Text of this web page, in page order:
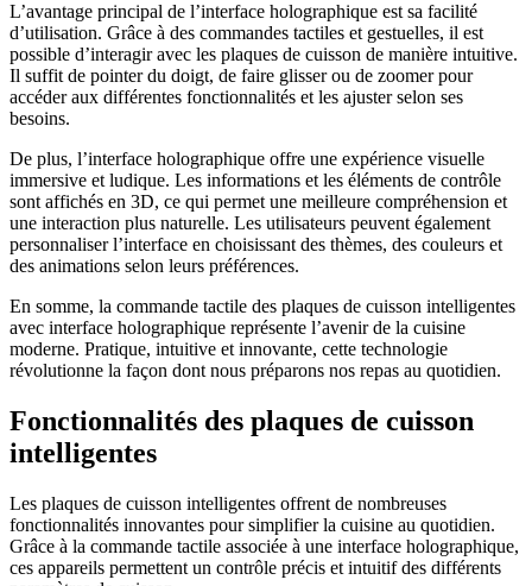
L’avantage principal de l’interface holographique est sa facilité
d’utilisation. Grâce à des commandes tactiles et gestuelles, il est
possible d’interagir avec les plaques de cuisson de manière intuitive.
Il suffit de pointer du doigt, de faire glisser ou de zoomer pour
accéder aux différentes fonctionnalités et les ajuster selon ses
besoins.
De plus, l’interface holographique offre une expérience visuelle
immersive et ludique. Les informations et les éléments de contrôle
sont affichés en 3D, ce qui permet une meilleure compréhension et
une interaction plus naturelle. Les utilisateurs peuvent également
personnaliser l’interface en choisissant des thèmes, des couleurs et
des animations selon leurs préférences.
En somme, la commande tactile des plaques de cuisson intelligentes
avec interface holographique représente l’avenir de la cuisine
moderne. Pratique, intuitive et innovante, cette technologie
révolutionne la façon dont nous préparons nos repas au quotidien.
Fonctionnalités des plaques de cuisson
intelligentes
Les plaques de cuisson intelligentes offrent de nombreuses
fonctionnalités innovantes pour simplifier la cuisine au quotidien.
Grâce à la commande tactile associée à une interface holographique,
ces appareils permettent un contrôle précis et intuitif des différents